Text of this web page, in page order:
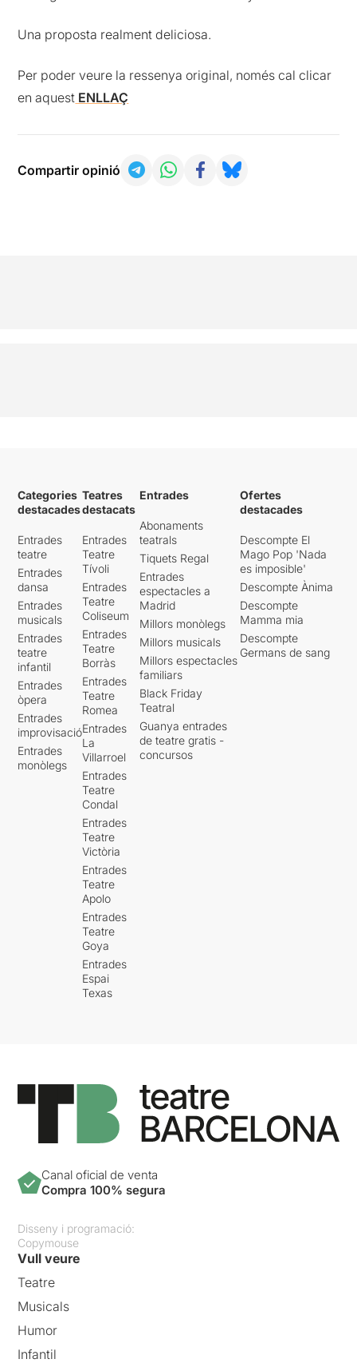
Una proposta realment deliciosa.
Per poder veure la ressenya original, només cal clicar
en aquest ENLLAÇ
Compartir opinió
Categories
destacades
Entrades
teatre
Entrades
dansa
Entrades
musicals
Entrades
teatre
infantil
Entrades
òpera
Entrades
improvisació
Entrades
monòlegs
Teatres
destacats
Entrades
Teatre
Tívoli
Entrades
Teatre
Coliseum
Entrades
Teatre
Borràs
Entrades
Teatre
Romea
Entrades
La
Villarroel
Entrades
Teatre
Condal
Entrades
Teatre
Victòria
Entrades
Teatre
Apolo
Entrades
Teatre
Goya
Entrades
Espai
Texas
Entrades
Abonaments
teatrals
Tiquets Regal
Entrades
espectacles a
Madrid
Millors monòlegs
Millors musicals
Millors espectacles
familiars
Black Friday
Teatral
Guanya entrades
de teatre gratis -
concursos
Ofertes
destacades
Descompte El
Mago Pop 'Nada
es imposible'
Descompte Ànima
Descompte
Mamma mia
Descompte
Germans de sang
Canal oficial de venta
Compra 100% segura
Disseny i programació:
Copymouse
Vull veure
Teatre
Musicals
Humor
Infantil